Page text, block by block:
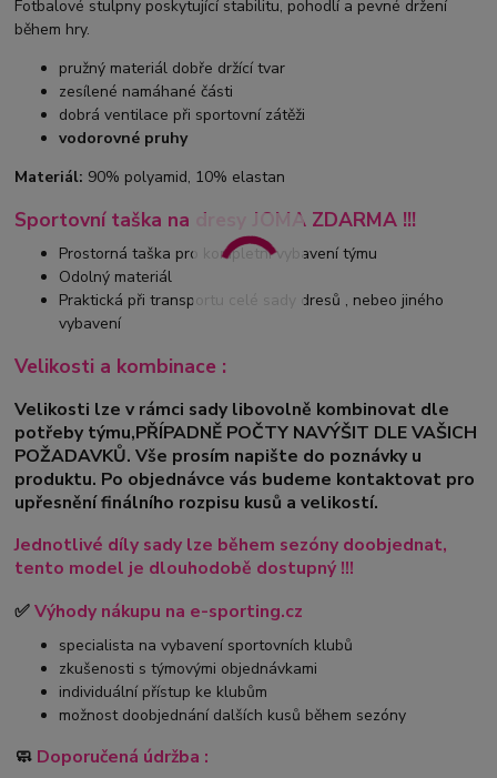
Fotbalové stulpny poskytující stabilitu, pohodlí a pevné držení
během hry.
pružný materiál dobře držící tvar
zesílené namáhané části
dobrá ventilace při sportovní zátěži
vodorovné pruhy
Materiál: 90% polyamid, 10% elastan
Sportovní taška na dresy JOMA ZDARMA !!!
Prostorná taška pro kompletní vybavení týmu
Odolný materiál
Praktická při transportu celé sady dresů , nebeo jiného
vybavení
Velikosti a kombinace :
Velikosti lze v rámci sady libovolně kombinovat dle
potřeby týmu,PŘÍPADNĚ POČTY NAVÝŠIT DLE VAŠICH
POŽADAVKŮ. Vše prosím napište do poznávky u
produktu. Po objednávce vás budeme kontaktovat pro
upřesnění finálního rozpisu kusů a velikostí.
Jednotlivé díly sady lze během sezóny doobjednat,
tento model je dlouhodobě dostupný !!!
✅Výhody nákupu na e-sporting.cz
specialista na vybavení sportovních klubů
zkušenosti s týmovými objednávkami
individuální přístup ke klubům
možnost doobjednání dalších kusů během sezóny
🧼 Doporučená údržba :